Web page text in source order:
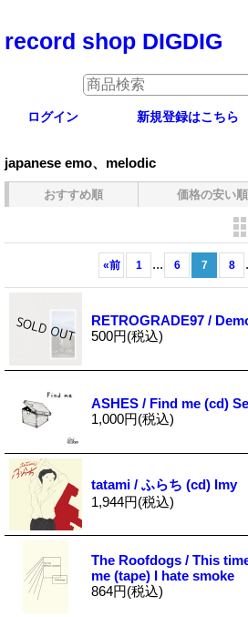
record shop DIGDIG
ログイン 新規登録はこちら
japanese emo、melodic
おすすめ順 価格の安い順
«前 1 ... 6 7 8
RETROGRADE97 /
500円(税込)
ASHES / Find me (cd)
1,000円(税込)
tatami / ふらち (cd) Imy
1,944円(税込)
The Roofdogs / This
me (tape) I hate smoke
864円(税込)